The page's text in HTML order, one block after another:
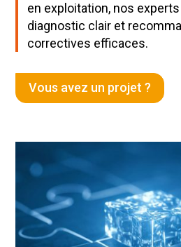
en exploitation, nos
diagnostic clair et
correctives efficaces.
Vous avez un projet ?